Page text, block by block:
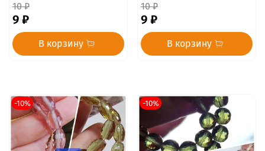
10 ₽
9 ₽
В корзину
10 ₽
9 ₽
В корзину
-10% -10%